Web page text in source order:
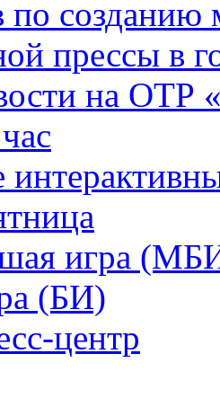
созданию
прессы в
на ОТР
игра
(БИ)
центр